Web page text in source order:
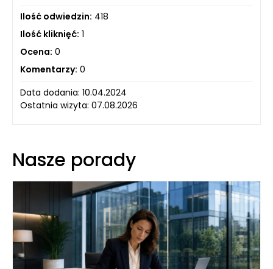
Ilość odwiedzin: 418
Ilość kliknięć: 1
Ocena: 0
Komentarzy: 0
Data dodania: 10.04.2024
Ostatnia wizyta: 07.08.2026
Nasze porady